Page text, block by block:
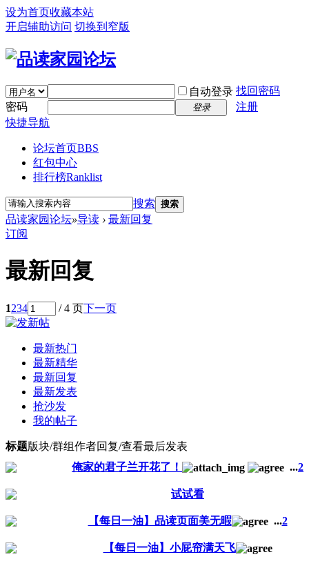
设为首页收藏本站
开启辅助访问 切换到窄版
自动登录 找回密码
密码
登录
注册
快捷导航
论坛首页BBS
红包中心
排行榜Ranklist
搜索 搜索
品读家园论坛»导读 › 最新回复
订阅
最新回复
1234 / 4 页下一页
最新热门
最新精华
最新回复
最新发表
抢沙发
我的帖子
标题版块/群组作者回复/查看最后发表
俺家的君子兰开花了！
...2
试试看
【每日一油】品读页面美无暇 ...2
【每日一油】小屁帘满天飞